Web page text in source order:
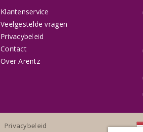
Klantenservice
Veelgestelde vragen
Privacybeleid
Contact
Over Arentz
Privacybeleid